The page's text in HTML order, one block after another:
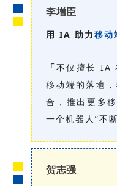
李增臣
用 IA 助力移动
「不仅擅长 IA
移动端的落地
合，推出更多
一个机器人”不
贺志强